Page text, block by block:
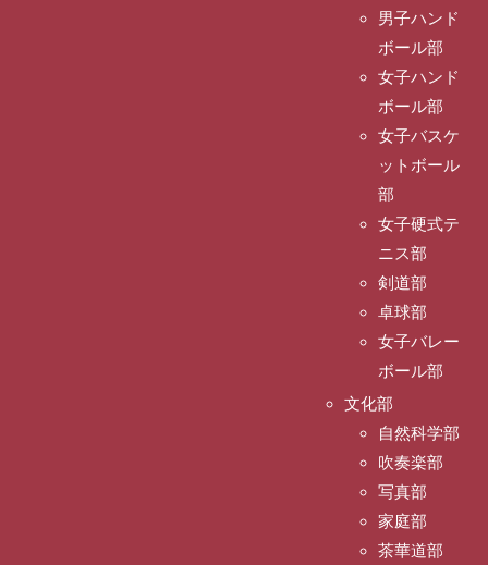
男子ハンド
ボール部
女子ハンド
ボール部
女子バスケ
ットボール
部
女子硬式テ
ニス部
剣道部
卓球部
女子バレー
ボール部
文化部
自然科学部
吹奏楽部
写真部
家庭部
茶華道部